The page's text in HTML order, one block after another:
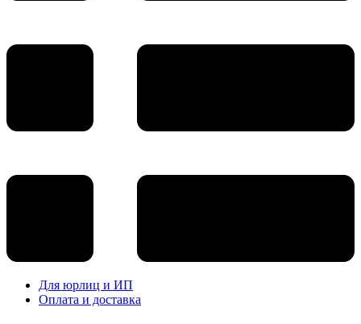
Для юрлиц и ИП
Оплата и доставка